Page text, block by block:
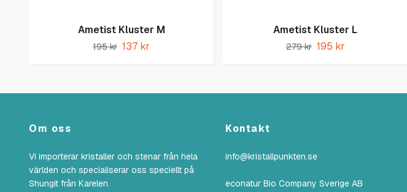
Ametist Kluster M
195 kr 137 kr
Ametist Kluster L
279 kr 195 kr
Om oss
Vi importerar kristaller och stenar från hela
världen och specialiserar oss speciellt på
Shungit från Karelen.
Kontakt
info@kristallpunkten.se
econatur Bio Company Sverige AB